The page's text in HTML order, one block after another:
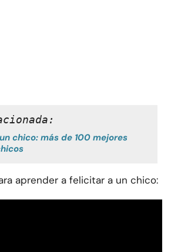
chico: más de 100 mejores
aprender a felicitar a un chico: